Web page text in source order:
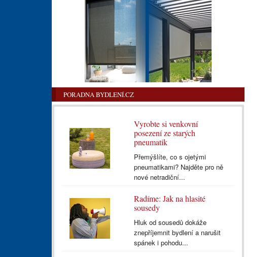
PORADNA BYDLENÍ.CZ
Vyrobte si venkovní
posezení ze starých
pneumatik
Přemýšlíte, co s ojetými
pneumatikami? Najděte pro ně
nové netradiční...
Radíme: Jak na hlasité
sousedy
Hluk od sousedů dokáže
znepříjemnit bydlení a narušit
spánek i pohodu...